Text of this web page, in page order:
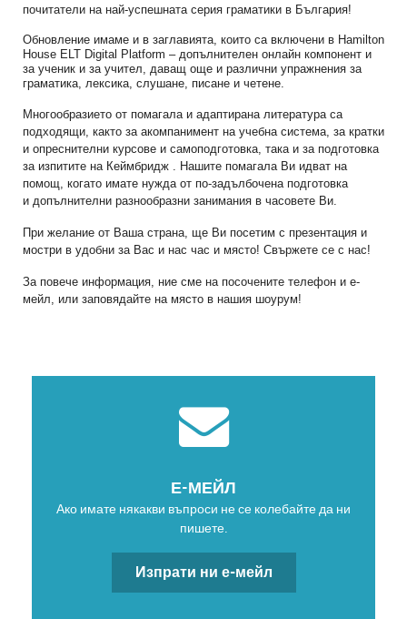
почитатели на най-успешната серия граматики в България!
Обновление имаме и в заглавията, които са включени в Hamilton
House ELT Digital Platform – допълнителен онлайн компонент и
за ученик и за учител, даващ още и различни упражнения за
граматика, лексика, слушане, писане и четене.
Многообразието от помагала и адаптирана литература са
подходящи, както за акомпанимент на учебна система, за кратки
и опреснителни курсове и самоподготовка, така и за подготовка
за изпитите на Кеймбридж . Нашите помагала Ви идват на
помощ, когато имате нужда от по-задълбочена подготовка
и допълнителни разнообразни занимания в часовете Ви.
При желание от Ваша страна, ще Ви посетим с презентация и
мостри в удобни за Вас и нас час и място! Свържете се с нас!
За повече информация, ние сме на посочените телефон и e-
мейл, или заповядайте на място в нашия шоурум!
Е-МЕЙЛ
Ако имате някакви въпроси не се колебайте да ни
пишете.
Изпрати ни е-мейл